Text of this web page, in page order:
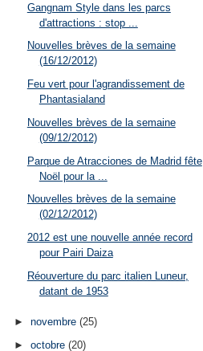
Gangnam Style dans les parcs
d'attractions : stop ...
Nouvelles brèves de la semaine
(16/12/2012)
Feu vert pour l'agrandissement de
Phantasialand
Nouvelles brèves de la semaine
(09/12/2012)
Parque de Atracciones de Madrid fête
Noël pour la ...
Nouvelles brèves de la semaine
(02/12/2012)
2012 est une nouvelle année record
pour Pairi Daiza
Réouverture du parc italien Luneur,
datant de 1953
► novembre (25)
► octobre (20)